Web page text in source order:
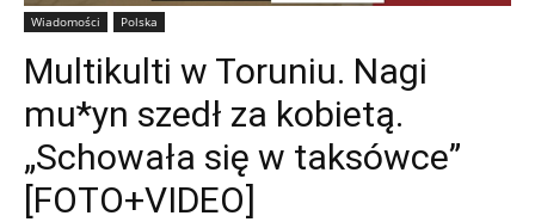
Wiadomości Polska
Multikulti w Toruniu. Nagi
mu*yn szedł za kobietą.
„Schowała się w taksówce”
[FOTO+VIDEO]